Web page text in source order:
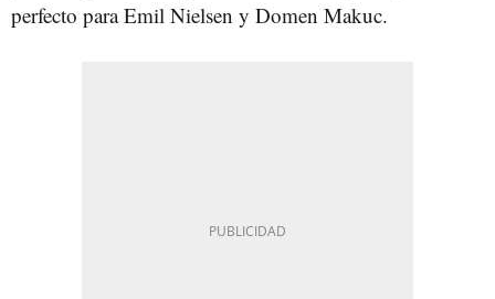
perfecto para Emil Nielsen y Domen Makuc.